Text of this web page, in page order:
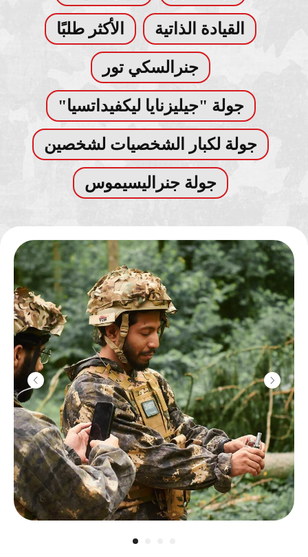
الأكثر طلبًا القيادة الذاتية
جنرالسكي تور
جولة "جيليزنايا ليكفيداتسيا"
جولة لكبار الشخصيات لشخصين
جولة جنراليسيموس